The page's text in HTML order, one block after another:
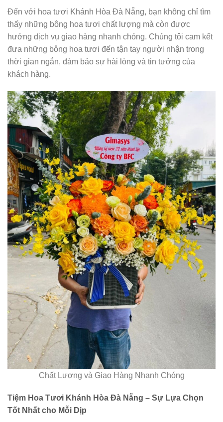
Đến với hoa tươi Khánh Hòa Đà Nẵng, bạn không chỉ tìm
thấy những bông hoa tươi chất lượng mà còn được
hưởng dịch vụ giao hàng nhanh chóng. Chúng tôi cam kết
đưa những bông hoa tươi đến tận tay người nhận trong
thời gian ngắn, đảm bảo sự hài lòng và tin tưởng của
khách hàng.
Chất Lượng và Giao Hàng Nhanh Chóng
Tiệm Hoa Tươi Khánh Hòa Đà Nẵng – Sự Lựa Chọn
Tốt Nhất cho Mỗi Dịp